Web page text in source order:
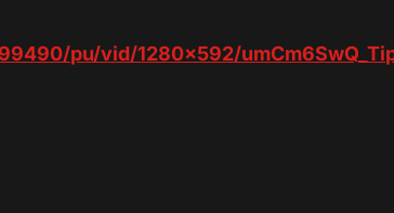
pu/vid/1280×592/